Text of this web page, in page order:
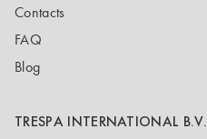
Contacts
FAQ
Blog
TRESPA INTERNATIONAL B.V.